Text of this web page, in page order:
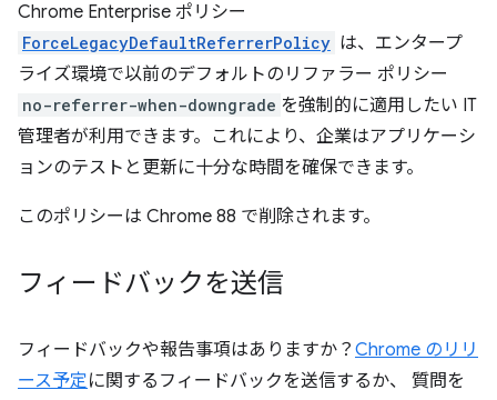
Chrome Enterprise ポリシー
ForceLegacyDefaultReferrerPolicy は、エンタープ
ライズ環境で以前のデフォルトのリファラー ポリシー
no-referrer-when-downgrade を強制的に適用したい IT
管理者が利用できます。これにより、企業はアプリケーシ
ョンのテストと更新に十分な時間を確保できます。
このポリシーは Chrome 88 で削除されます。
フィードバックを送信
フィードバックや報告事項はありますか？ Chrome のリリ
ース予定に関するフィードバックを送信するか、 質問を